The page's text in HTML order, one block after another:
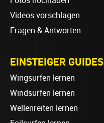
Videos vorschlagen
Fragen & Antworten
EINSTEIGER GUIDES
Wingsurfen lernen
Windsurfen lernen
Wellenreiten lernen